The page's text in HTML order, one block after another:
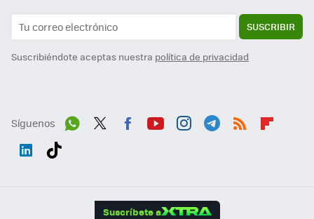
SUSCRIBIR
Suscribiéndote aceptas nuestra política de privacidad
Síguenos
Suscríbete a